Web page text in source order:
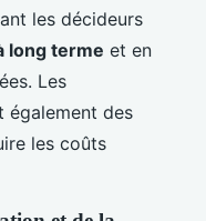
les décideurs
long terme et en
Les
également des
les coûts